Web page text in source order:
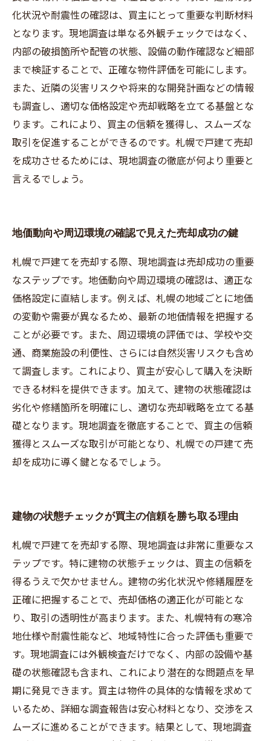
化状況や耐震性の確認は、買主にとって重要な判断材料
となります。現地調査は単なる外観チェックではなく、
内部の破損箇所や配管の状態、設備の動作確認など細部
まで検証することで、正確な物件評価を可能にします。
また、近隣の災害リスクや将来的な開発計画などの情報
も調査し、適切な価格設定や売却戦略を立てる基盤とな
ります。これにより、買主の信頼を獲得し、スムーズな
取引を促進することができるのです。札幌で戸建て売却
を成功させるためには、現地調査の徹底が何より重要と
言えるでしょう。
地価動向や周辺環境の確認で見えた売却成功の鍵
札幌で戸建てを売却する際、現地調査は売却成功の重要
なステップです。地価動向や周辺環境の確認は、適正な
価格設定に直結します。例えば、札幌の地域ごとに地価
の変動や需要が異なるため、最新の地価情報を把握する
ことが必要です。また、周辺環境の評価では、学校や交
通、商業施設の利便性、さらには自然災害リスクも含め
て調査します。これにより、買主が安心して購入を決断
できる材料を提供できます。加えて、建物の状態確認は
劣化や修繕箇所を明確にし、適切な売却戦略を立てる基
礎となります。現地調査を徹底することで、買主の信頼
獲得とスムーズな取引が可能となり、札幌での戸建て売
却を成功に導く鍵となるでしょう。
建物の状態チェックが買主の信頼を勝ち取る理由
札幌で戸建てを売却する際、現地調査は非常に重要なス
テップです。特に建物の状態チェックは、買主の信頼を
得るうえで欠かせません。建物の劣化状況や修繕履歴を
正確に把握することで、売却価格の適正化が可能とな
り、取引の透明性が高まります。また、札幌特有の寒冷
地仕様や耐震性能など、地域特性に合った評価も重要で
す。現地調査には外観検査だけでなく、内部の設備や基
礎の状態確認も含まれ、これにより潜在的な問題点を早
期に発見できます。買主は物件の具体的な情報を求めて
いるため、詳細な調査報告は安心材料となり、交渉をス
ムーズに進めることができます。結果として、現地調査